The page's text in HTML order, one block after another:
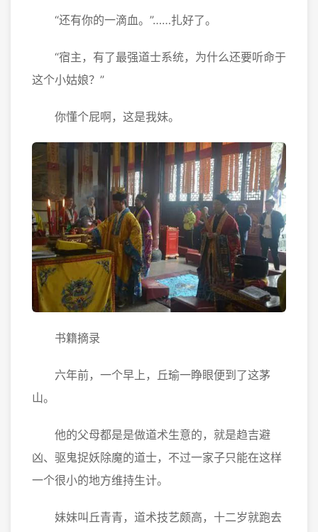
“还有你的一滴血。”……扎好了。
“宿主，有了最强道士系统，为什么还要听命于
这个小姑娘？”
你懂个屁啊，这是我妹。
书籍摘录
六年前，一个早上，丘瑜一睁眼便到了这茅
山。
他的父母都是是做道术生意的，就是趋吉避
凶、驱鬼捉妖除魔的道士，不过一家子只能在这样
一个很小的地方维持生计。
妹妹叫丘青青，道术技艺颇高，十二岁就跑去